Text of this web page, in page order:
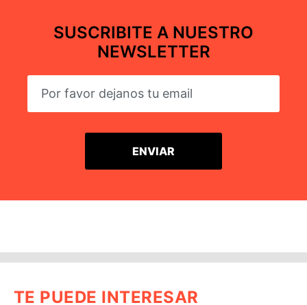
SUSCRIBITE A NUESTRO
NEWSLETTER
TE PUEDE INTERESAR